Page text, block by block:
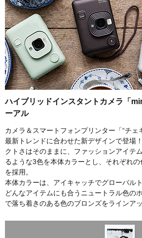
ハイブリッドインスタントカメラ「
ーアル
カメラ＆スマートフォンプリンター「“チェ
最新トレンドに合わせた新デザインで登場
クトさはそのままに、ファッションアイテ
るような3色を本体カラーとし、それぞれ
を採用。
本体カラーは、アイキャッチでグローバル
どんなアイテムにも合うニュートラル色の
で落ち着きのある色のブロンズをラインアッ